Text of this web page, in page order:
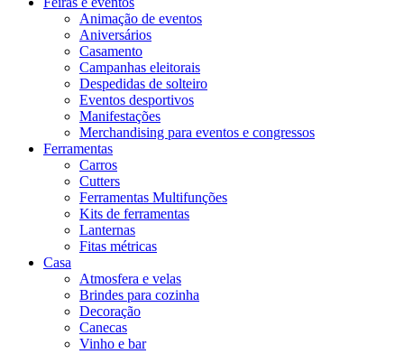
Animação de eventos
Aniversários
Casamento
Campanhas eleitorais
Despedidas de solteiro
Eventos desportivos
Manifestações
Merchandising para eventos e congressos
Ferramentas
Carros
Cutters
Ferramentas Multifunções
Kits de ferramentas
Lanternas
Fitas métricas
Casa
Atmosfera e velas
Brindes para cozinha
Decoração
Canecas
Vinho e bar